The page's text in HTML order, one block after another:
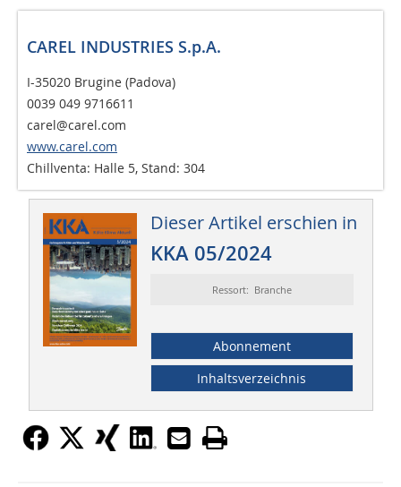
CAREL INDUSTRIES S.p.A.
I-35020 Brugine (Padova)
0039 049 9716611
carel@carel.com
www.carel.com
Chillventa: Halle 5, Stand: 304
Dieser Artikel erschien in
KKA 05/2024
Ressort: Branche
Abonnement
Inhaltsverzeichnis